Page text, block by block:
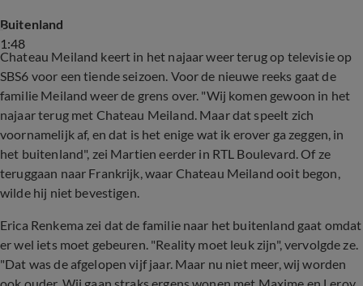
1:48
Buitenland
Chateau Meiland keert in het najaar weer terug op televisie op
SBS6 voor een tiende seizoen. Voor de nieuwe reeks gaat de
familie Meiland weer de grens over. "Wij komen gewoon in het
najaar terug met Chateau Meiland. Maar dat speelt zich
voornamelijk af, en dat is het enige wat ik erover ga zeggen, in
het buitenland", zei Martien eerder in RTL Boulevard. Of ze
teruggaan naar Frankrijk, waar Chateau Meiland ooit begon,
wilde hij niet bevestigen.
Erica Renkema zei dat de familie naar het buitenland gaat omdat
er wel iets moet gebeuren. "Reality moet leuk zijn", vervolgde ze.
"Dat was de afgelopen vijf jaar. Maar nu niet meer, wij worden